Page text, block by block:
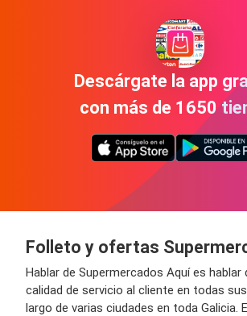
Descárgate la app
con más de 1650
Folleto y ofertas
Hablar de Supermercados Aquí es hablar
calidad de servicio al cliente en todas
largo de varias ciudades en toda Galicia.